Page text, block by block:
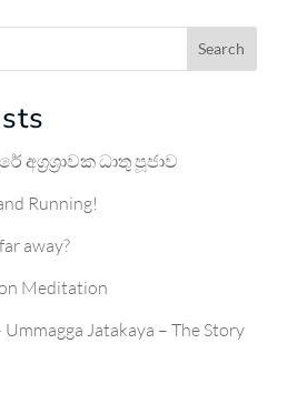
Search
අග්‍රශ්‍රාවක ධාතු පූජාව
Running!
away?
Meditation
Jatakaya – The Story